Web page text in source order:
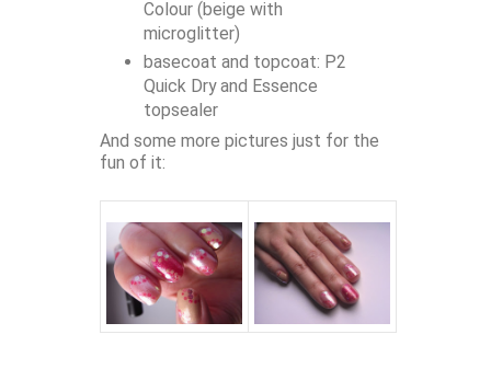
Colour (beige with
microglitter)
basecoat and topcoat: P2
Quick Dry and Essence
topsealer
And some more pictures just for the
fun of it: